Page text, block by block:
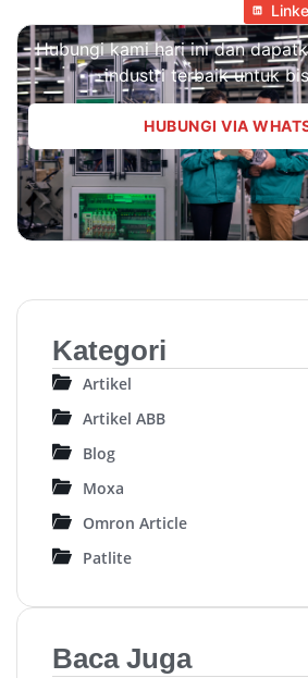
Hubungi kami hari ini dan
industri terbaik untuk
HUBUNGI VIA
Kategori
Artikel
Artikel ABB
Blog
Moxa
Omron Article
Patlite
Baca Juga